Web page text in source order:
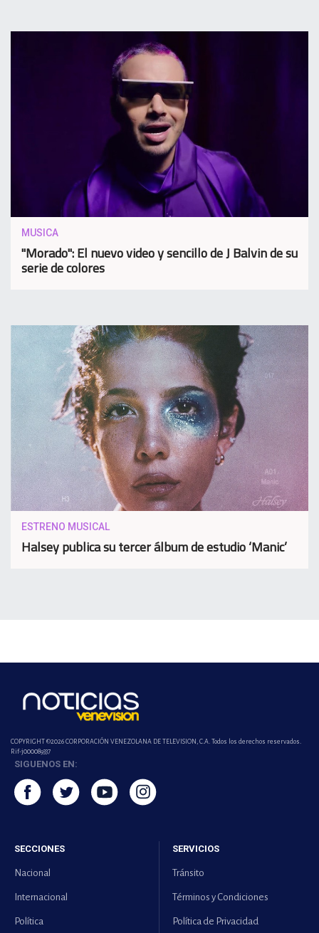
MUSICA
"Morado": El nuevo video y sencillo de J Balvin de su
serie de colores
ESTRENO MUSICAL
Halsey publica su tercer álbum de estudio ‘Manic’
COPYRIGHT ©2026 CORPORACIÓN VENEZOLANA DE TELEVISION, C.A. Todos los derechos reservados.
Rif-j000089337
SIGUENOS EN:
SECCIONES
Nacional
Internacional
Política
SERVICIOS
Tránsito
Términos y Condiciones
Política de Privacidad